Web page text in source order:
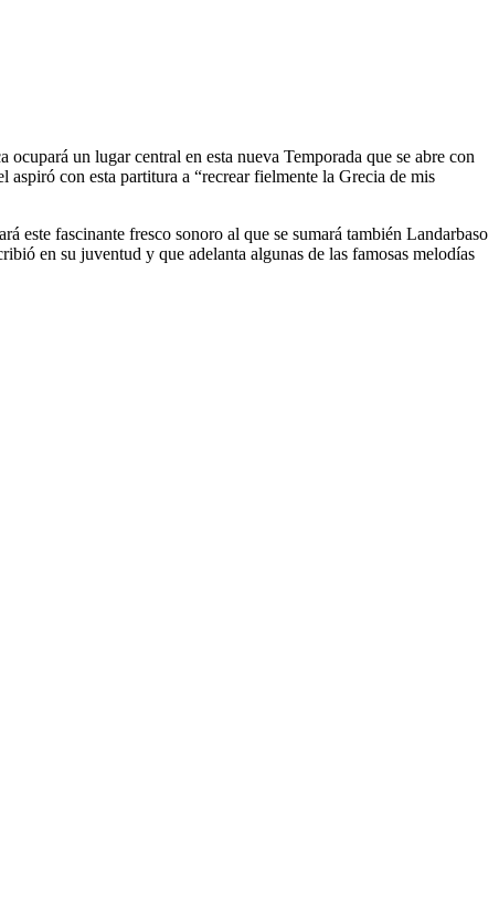
un lugar central en esta nueva Temporada que se abre con
con esta partitura a “recrear fielmente la Grecia de mis
este fascinante fresco sonoro al que se sumará también Landarbaso
en su juventud y que adelanta algunas de las famosas melodías